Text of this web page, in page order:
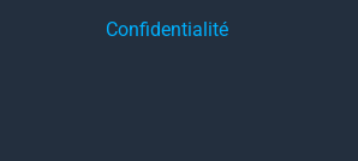
Confidentialité